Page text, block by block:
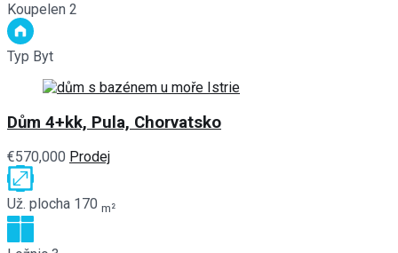
Koupelen 2
Typ Byt
Dům 4+kk, Pula, Chorvatsko
€570,000 Prodej
Už. plocha 170 m²